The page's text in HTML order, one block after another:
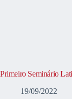
Primeiro Seminário
19/09/2022